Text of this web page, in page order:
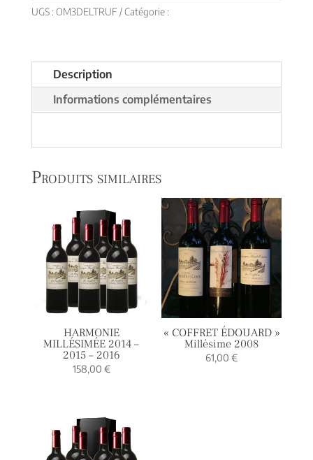
LES
2014
2015
2016
UGS : OM3DELTRUF Catégorie :
Description
Informations complémentaires
Produits similaires
HARMONIE
MILLÉSIMÉE 2014 –
2015 – 2016
158,00 €
« COFFRET ÉDOUARD »
Millésime 2008
61,00€